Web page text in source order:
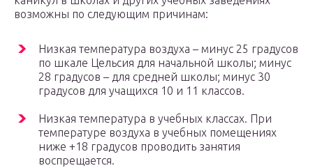
возможны по следующим причинам:
Низкая температура воздуха – минус 25 градусов
по шкале Цельсия для начальной школы; минус
28 градусов – для средней школы; минус 30
градусов для учащихся 10 и 11 классов.
Низкая температура в учебных классах. При
температуре воздуха в учебных помещениях
ниже +18 градусов проводить занятия
воспрещается.